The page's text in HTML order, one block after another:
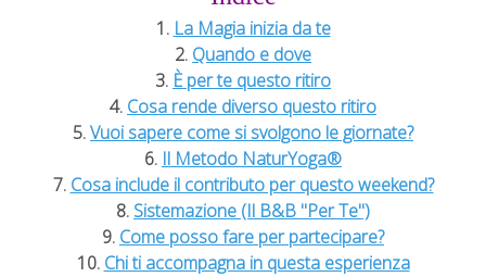
1. La Magia inizia da te
2. Quando e dove
3. È per te questo ritiro
4. Cosa rende diverso questo ritiro
5.Vuoi sapere come si svolgono le giornate?
6. Il Metodo NaturYoga®
7. Cosa include il contributo per questo weekend?
8. Sistemazione (Il B&B "Per Te")
9. Come posso fare per partecipare?
10. Chi ti accompagna in questa esperienza